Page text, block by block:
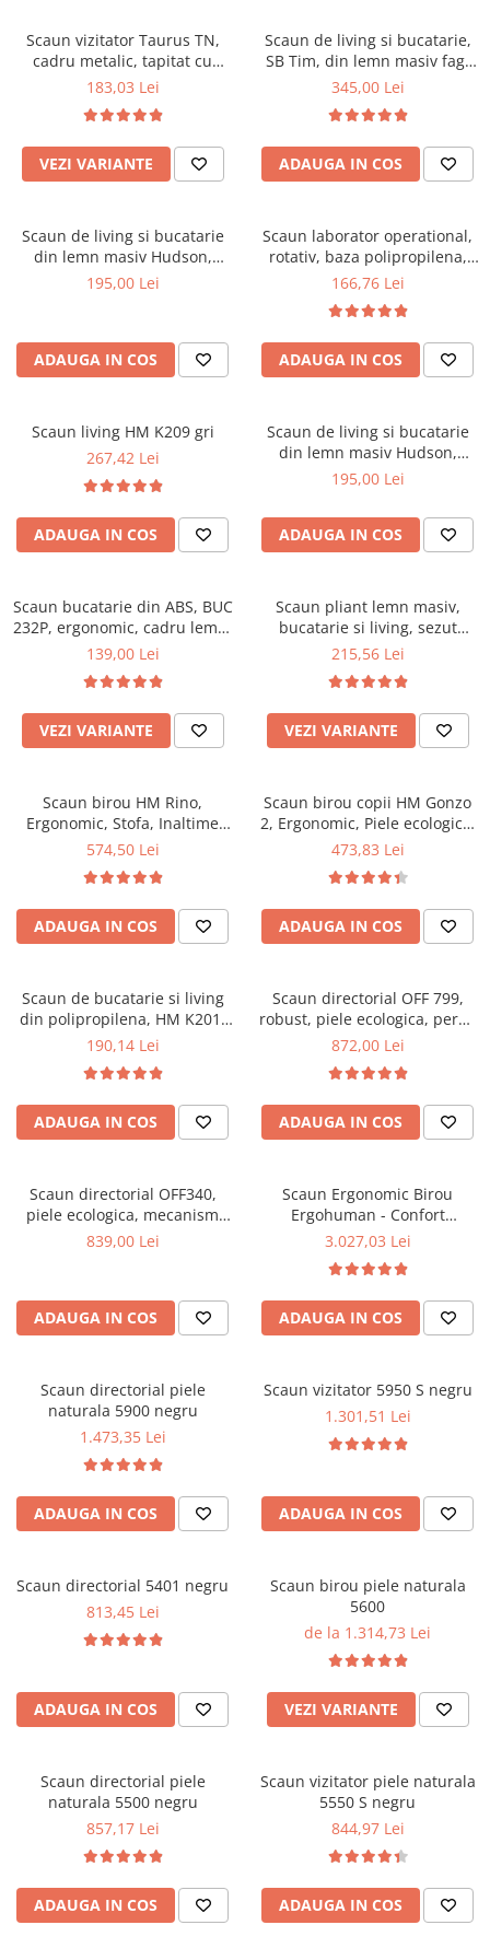
Saltele cu arcuri impachetate
individual
Saltele Memory Pocket
Saltele Memory Foam
Saltele Memory Pocket
Saltele cu plasa arcuri
Saltele cu spuma
Saltele cu spuma poliuretanica
Saltele 140x200
Saltele 180x200
Top saltele
Top saltele 5 cm
Top saltele 10 cm
Top saltele memory 5 cm
Saltele ieftine
Saltele cu plasa de arcuri
Paturi
Seturi de pat si saltea
Masute de toaleta
Mobilier living
Scaune pentru living
Comode living
Set mese plus scaune
Scaune ergonomice
Etajere Birou
Birouri
Scaune pentru birou
Scaune pentru vizitatori
Mobilier bucatarie
Scaune pentru bucatarie
Mobila bucatarie
Seturi mese si scaune bucatarie
Mobilier hol
Mobila hol
Suporturi si rafturi pantofi
Pantofare
Seturi mobilier hol
Stender haine
Suport pentru umerase
Etajere
Cuiere
Mese gradinita
Scaune gradinita
Set mese si scaune gradinita
Mobila camera copii
Saltele patuturi copii
Paturi copii
Masa si scaune gradinita
Scaune birou
Scaune profesionale
Scaune resigilate
Scaune conferinta
Scaune terasa si outdoor
Scaun vizitator Taurus TN,
cadru metalic, tapitat cu
stofa, stivuibil, 120 kg, negru
183,03 Lei
VEZI VARIANTE
Scaun de living si bucatarie,
SB Tim, din lemn masiv fag,
tapiterie stofa, lacuit, 120 kg,
345,00 Lei
ADAUGA IN COS
Scaun de living si bucatarie
din lemn masiv Hudson,
tapiterie stofa,100 kg,
195,00 Lei
ADAUGA IN COS
Scaun laborator operational,
rotativ, baza polipropilena,
piele ecologica, inaltime
166,76 Lei
ADAUGA IN COS
Scaun living HM K209 gri
267,42 Lei
ADAUGA IN COS
Scaun de living si bucatarie
din lemn masiv Hudson,
tapiterie stofa,100 kg,
195,00 Lei
ADAUGA IN COS
Scaun bucatarie din ABS, BUC
232P, ergonomic, cadru lemn,
100 kg
139,00 Lei
VEZI VARIANTE
Scaun pliant lemn masiv,
bucatarie si living, sezut
tapitat cu piele ecologica, 100
215,56 Lei
VEZI VARIANTE
Scaun birou HM Rino,
Ergonomic, Stofa, Inaltime
reglabila, Mecanism
cm, Gri
574,50 Lei
ADAUGA IN COS
Scaun birou copii HM Gonzo
2, Ergonomic, Piele ecologica,
Inaltime ajustabila, Mecanism
473,83 Lei
ADAUGA IN COS
Scaun de bucatarie si living
din polipropilena, HM K201,
ergonomic, baza lemn masiv,
100 kg, alb
190,14 Lei
ADAUGA IN COS
Scaun directorial OFF 799,
robust, piele ecologica, perne
duble, baza cromata,
872,00 Lei
ADAUGA IN COS
Scaun directorial OFF340,
piele ecologica, mecanism
balans, robust, rabatabil 180
839,00 Lei
ADAUGA IN COS
Scaun Ergonomic Birou
Ergohuman - Confort
Premium, Reglaje Inteligente
Performanta la Birou
3.027,03 Lei
ADAUGA IN COS
Scaun directorial piele
naturala 5900 negru
1.473,35 Lei
ADAUGA IN COS
Scaun vizitator 5950 S negru
1.301,51 Lei
ADAUGA IN COS
Scaun directorial 5401 negru
813,45 Lei
ADAUGA IN COS
Scaun birou piele naturala
5600
de la 1.314,73 Lei
VEZI VARIANTE
Scaun directorial piele
naturala 5500 negru
857,17 Lei
ADAUGA IN COS
Scaun vizitator piele naturala
5550 S negru
844,97 Lei
ADAUGA IN COS